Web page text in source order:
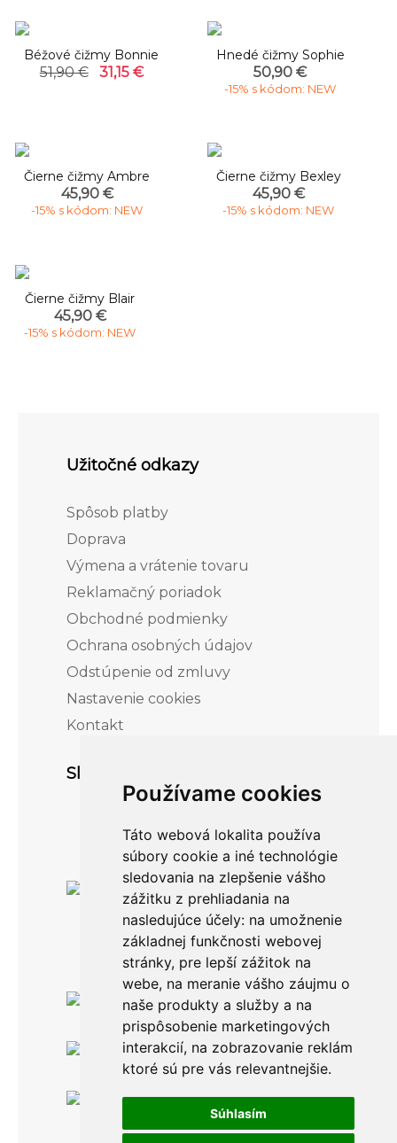
Používame cookies
Táto webová lokalita používa
súbory cookie a iné technológie
sledovania na zlepšenie vášho
zážitku z prehliadania na
nasledujúce účely: na umožnenie
základnej funkčnosti webovej
stránky, pre lepší zážitok na
webe, na meranie vášho záujmu o
naše produkty a služby a na
prispôsobenie marketingových
interakcií, na zobrazovanie reklám
ktoré sú pre vás relevantnejšie.
Súhlasím
Béžové čižmy Bonnie
51,90 € 31,15 €
Hnedé čižmy Sophie
50,90 €
-15% s kódom: NEW
Čierne čižmy Ambre
45,90 €
-15% s kódom: NEW
Čierne čižmy Bexley
45,90 €
-15% s kódom: NEW
Čierne čižmy Blair
45,90 €
-15% s kódom: NEW
Užitočné odkazy
Spôsob platby
Doprava
Výmena a vrátenie tovaru
Reklamačný poriadok
Obchodné podmienky
Ochrana osobných údajov
Odstúpenie od zmluvy
Nastavenie cookies
Kontakt
Sledujte nás
Po-Pia: 8.00 -16.00
0911 999 361
Po-Pia: 8.00 -16.00
info@topankaren.sk
Adeya, s. r. o.
02333 Povina